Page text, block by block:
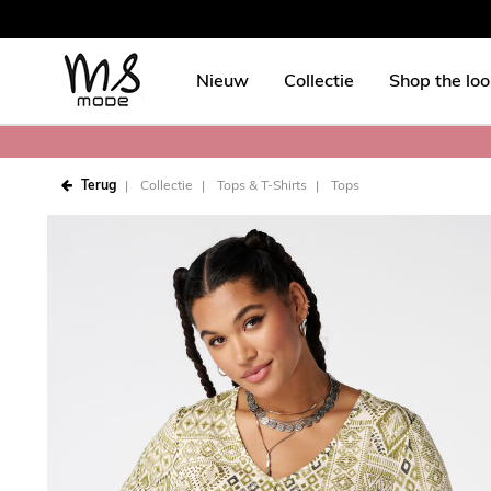
Nieuw Collectie Shop the
Terug Collectie Tops & T-Shirts Tops